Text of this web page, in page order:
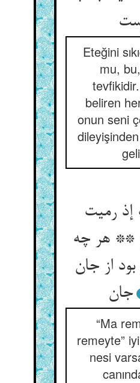
Eteğini
mu,
beliren
onun seni
إذ رمیت
** هر چه
از جان
جان‏
“Ma
remeyte”
nesi